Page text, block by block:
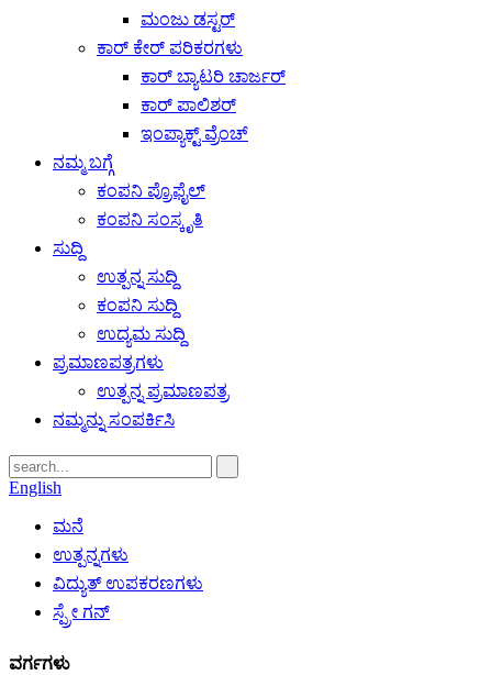
ಮಂಜು ಡಸ್ಟರ್
ಕಾರ್ ಕೇರ್ ಪರಿಕರಗಳು
ಕಾರ್ ಬ್ಯಾಟರಿ ಚಾರ್ಜರ್
ಕಾರ್ ಪಾಲಿಶರ್
ಇಂಪ್ಯಾಕ್ಟ್ ವ್ರೆಂಚ್
ನಮ್ಮ ಬಗ್ಗೆ
ಕಂಪನಿ ಪ್ರೊಫೈಲ್
ಕಂಪನಿ ಸಂಸ್ಕೃತಿ
ಸುದ್ದಿ
ಉತ್ಪನ್ನ ಸುದ್ದಿ
ಕಂಪನಿ ಸುದ್ದಿ
ಉದ್ಯಮ ಸುದ್ದಿ
ಪ್ರಮಾಣಪತ್ರಗಳು
ಉತ್ಪನ್ನ ಪ್ರಮಾಣಪತ್ರ
ನಮ್ಮನ್ನು ಸಂಪರ್ಕಿಸಿ
English
ಮನೆ
ಉತ್ಪನ್ನಗಳು
ವಿದ್ಯುತ್ ಉಪಕರಣಗಳು
ಸ್ಪ್ರೇ ಗನ್
ವರ್ಗಗಳು